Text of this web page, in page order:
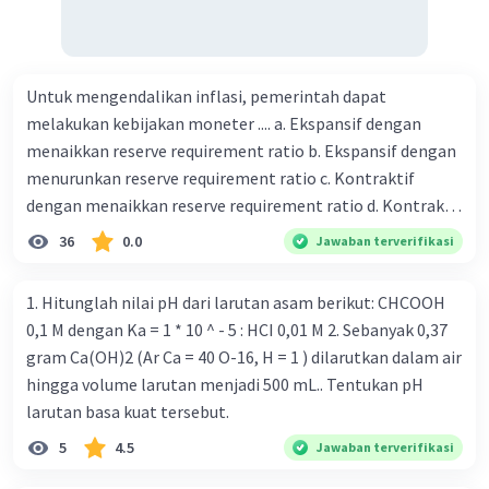
Untuk mengendalikan inflasi, pemerintah dapat
melakukan kebijakan moneter .... a. Ekspansif dengan
menaikkan reserve requirement ratio b. Ekspansif dengan
menurunkan reserve requirement ratio c. Kontraktif
dengan menaikkan reserve requirement ratio d. Kontraktif
dengan menurunkan reserve requirement ratio e.
Ekspansif dengan menaikkan tingkat diskonto Bila Bank
ceteris paribus maka .... a. Menimbulkan inflasi di mana
bentuk kurva jumlah uang beredar (penawaran uang) naik
dari kiri bawah ke kanan atas b. Menimbulkan deflasi di
mana bentuk kurva jumlah uang beredar (penawaran
uang) naik dari kiri bawah ke kanan atas c. Tingkat bunga
meningkat di mana bentuk kurva jumlah uang beredar
36 0.0 Jawaban terverifikasi
1. Hitunglah nilai pH dari larutan asam berikut: CHCOOH
0,1 M dengan Ka = 1 * 10 ^ - 5 : HCI 0,01 M 2. Sebanyak 0,37
gram Ca(OH)2 (Ar Ca = 40 O-16, H = 1 ) dilarutkan dalam air
hingga volume larutan menjadi 500 mL.. Tentukan pH
larutan basa kuat tersebut.
5 4.5 Jawaban terverifikasi